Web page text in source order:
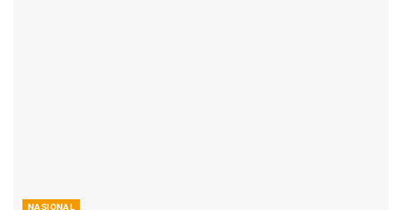
NASIONAL